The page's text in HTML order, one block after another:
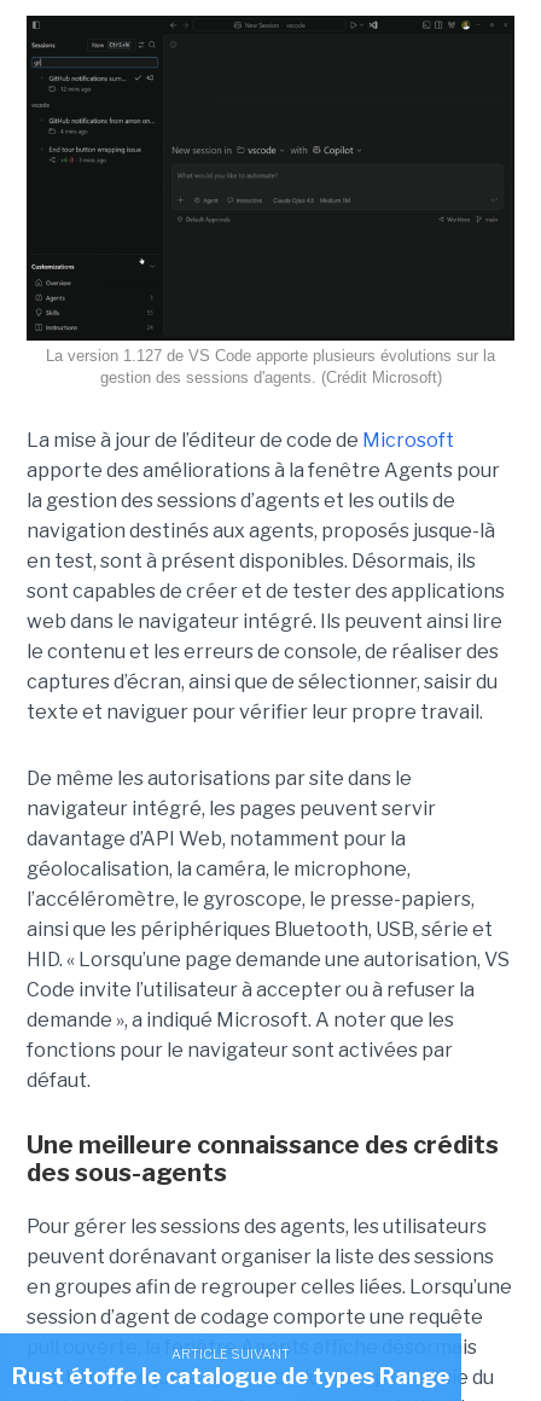
La version 1.127 de VS Code apporte plusieurs évolutions sur la
gestion des sessions d'agents. (Crédit Microsoft)
La mise à jour de l’éditeur de code de Microsoft
apporte des améliorations à la fenêtre Agents pour
la gestion des sessions d’agents et les outils de
navigation destinés aux agents, proposés jusque-là
en test, sont à présent disponibles. Désormais, ils
sont capables de créer et de tester des applications
web dans le navigateur intégré. Ils peuvent ainsi lire
le contenu et les erreurs de console, de réaliser des
captures d’écran, ainsi que de sélectionner, saisir du
texte et naviguer pour vérifier leur propre travail.
De même les autorisations par site dans le
navigateur intégré, les pages peuvent servir
davantage d’API Web, notamment pour la
géolocalisation, la caméra, le microphone,
l’accéléromètre, le gyroscope, le presse-papiers,
ainsi que les périphériques Bluetooth, USB, série et
HID. « Lorsqu’une page demande une autorisation, VS
Code invite l’utilisateur à accepter ou à refuser la
demande », a indiqué Microsoft. A noter que les
fonctions pour le navigateur sont activées par
défaut.
Une meilleure connaissance des crédits
des sous-agents
Pour gérer les sessions des agents, les utilisateurs
peuvent dorénavant organiser la liste des sessions
en groupes afin de regrouper celles liées. Lorsqu’une
session d’agent de codage comporte une requête
pull ouverte, la fenêtre Agents affiche désormais
une bannière juste au-dessus du champ de saisie du
ARTICLE SUIVANT
Rust étoffe le catalogue de types Range